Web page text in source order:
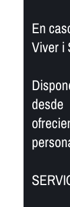
En
Viver i